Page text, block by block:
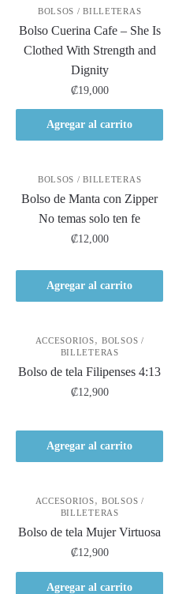
BOLSOS / BILLETERAS
Bolso Cuerina Cafe – She Is
Clothed With Strength and
Dignity
₡19,000
Agregar al carrito
BOLSOS / BILLETERAS
Bolso de Manta con Zipper
No temas solo ten fe
₡12,000
Agregar al carrito
ACCESORIOS,BOLSOS /
BILLETERAS
Bolso de tela Filipenses 4:13
₡12,900
Agregar al carrito
ACCESORIOS,BOLSOS /
BILLETERAS
Bolso de tela Mujer Virtuosa
₡12,900
Agregar al carrito